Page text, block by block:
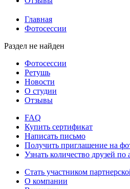
Главная
Фотосессии
Раздел не найден
Фотосессии
Ретушь
Новости
О студии
Отзывы
FAQ
Купить сертификат
Написать письмо
Получить приглашение на
Узнать количество друзей по
Стать участником
О компании